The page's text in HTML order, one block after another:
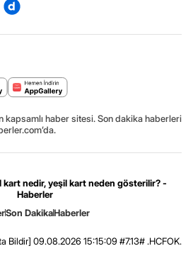
kapsamlı haber sitesi. Son dakika haberleri
kart nedir, yeşil kart neden gösterilir? -
Haberler
Son DakikaHaberler
Bildir] 09.08.2026 15:15:09 #7.13# .HCFOK.